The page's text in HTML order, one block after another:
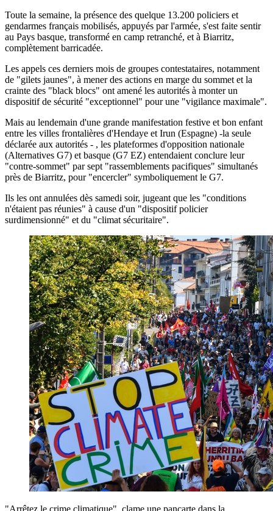
Toute la semaine, la présence des quelque 13.200 policiers et
gendarmes français mobilisés, appuyés par l'armée, s'est faite sentir
au Pays basque, transformé en camp retranché, et à Biarritz,
complètement barricadée.
Les appels ces derniers mois de groupes contestataires, notamment
de "gilets jaunes", à mener des actions en marge du sommet et la
crainte des "black blocs" ont amené les autorités à monter un
dispositif de sécurité "exceptionnel" pour une "vigilance maximale".
Mais au lendemain d'une grande manifestation festive et bon enfant
entre les villes frontalières d'Hendaye et Irun (Espagne) -la seule
déclarée aux autorités - , les plateformes d'opposition nationale
(Alternatives G7) et basque (G7 EZ) entendaient conclure leur
"contre-sommet" par sept "rassemblements pacifiques" simultanés
près de Biarritz, pour "encercler" symboliquement le G7.
Ils les ont annulées dès samedi soir, jugeant que les "conditions
n'étaient pas réunies" à cause d'un "dispositif policier
surdimensionné" et du "climat sécuritaire".
"Arrêtez le crime climatique", clame une pancarte dans la